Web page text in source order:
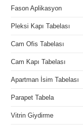
Fason Aplikasyon
Pleksi Kapı Tabelası
Cam Ofis Tabelası
Cam Kapı Tabelası
Apartman İsim Tabelası
Parapet Tabela
Vitrin Giydirme